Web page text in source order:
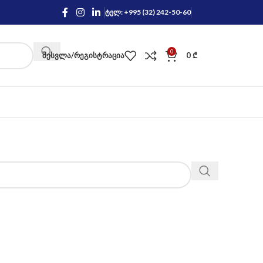
ტელ: +995 (32) 242-50-60
ᲨᲔᲡᲕᲚᲐ/ᲠᲔᲒᲘᲡᲢᲠᲐᲪᲘᲐ 0 0₾